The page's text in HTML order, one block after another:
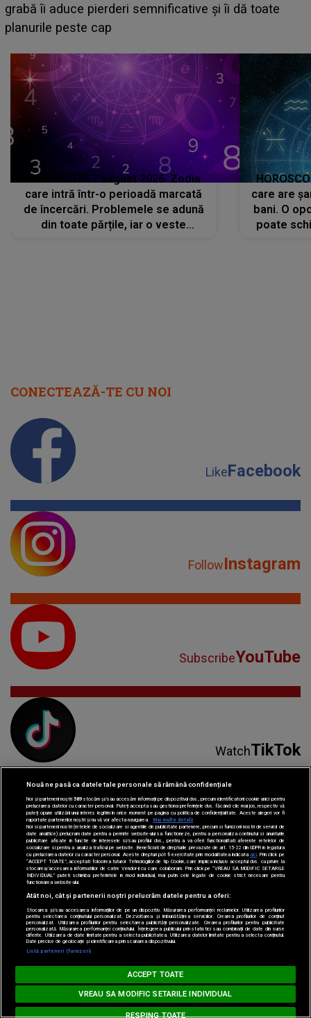
face o MĂRTURISIRE NEAȘTEPTATĂ despre mama
sa: "I-am spus și ei în față, eu nu te iubesc pentru
HOROSCOP 7 august 2026. Zodia
care intră într-o perioadă marcată
de încercări. Problemele se adună
din toate părțile, iar o veste
care are
bani. O
poate
CONECTEAZĂ-TE CU NOI
LikeFacebook
FollowInstagram
SubscribeYouTube
WatchTikTok
ListenSpotify
Loading...
MUSIC NON STOP
KATSEYE - Gabriela
Nouă ne pasă ca datele tale personale să rămână confidențiale
Noi și partenerii noștri589stocăm și/sau accesăm informații pe dispozitivul dvs., precum identificatorii cookie unici pentru
prelucrarea datelor cu caracter personal. Puteți accepta sau gestiona preferințele dvs. făcând clic mai jos, respectiv vă
puteți opune utilizării unui interes legitim în orice moment pe pagina cu politica de confidențialitate. Aceste alegeri vor fi
raportate partenerilor noștri și nu vă vor afecta navigarea.
Mai multe detalii
Noi si partenerii nostri (retelele de socializare si agentiile de publicitate partenere, precum si furnizorii nostri de servicii de
date analitice) prelucram date pentru a permite website-ului sa functioneze, pentru a personaliza continutul si anunturile
publicitare afisate in functie de interesele si/sau profilul dvs., pentru a va oferi functionalitati aferente retelelor de
socializare si pentru a analiza traficul pe website. Beneficiati de drepturile prevazute de art. 15-22 din GDPR in legatura
cu prelucrarea datelor cu caracter personal. Aceste drepturi pot fi exercitate prin modalitatea indicataaici . Prin click pe
“ACCEPT TOATE”, acceptati folosirea tuturor Tehnologiilor de tip Cookie, care implica inclusiv acceptul dvs. cu privire la
stocarea/accesarea informatiilor de catre Vendor-ii cu care colaboram. Prin click pe “VREAU SA MODIFIC SETARILE
INDIVIDUAL” puteti schimba preferintele in mod individual, mai putin cele legate de cookie strict necesare pentru
functionarea website-ului.
Atât noi, cât și partenerii noștri prelucrăm datele pentru a oferi:
Stocarea și/sau accesarea informațiilor de pe un dispozitiv. Măsurarea performanței reclamelor. Utilizarea profilurilor
pentru selectarea conținutului personalizat. Dezvoltarea și îmbunătățirea serviciilor. Crearea profilurilor de conținut
personalizat. Utilizarea profilurilor pentru selectarea publicității personalizate. Crearea profilurilor pentru publicitate
personalizată. Măsurarea performanței conținutului. Înțelegerea publicului prin statistici sau combinații de date din surse
diferite. Utilizarea de date limitate pentru a selecta publicitatea. Utilizarea datelor limitate pentru a selecta conținutul.
Date precise de geolocație și identificarea prin scanarea dispozitivului.
Listă parteneri (furnizori)
ACCEPT TOATE
RESPING TOATE
VREAU SA MODIFIC SETARILE INDIVIDUAL